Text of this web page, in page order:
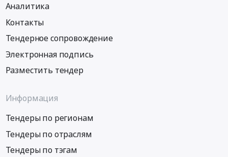
Аналитика
Контакты
Тендерное сопровождение
Электронная подпись
Разместить тендер
Информация
Тендеры по регионам
Тендеры по отраслям
Тендеры по тэгам